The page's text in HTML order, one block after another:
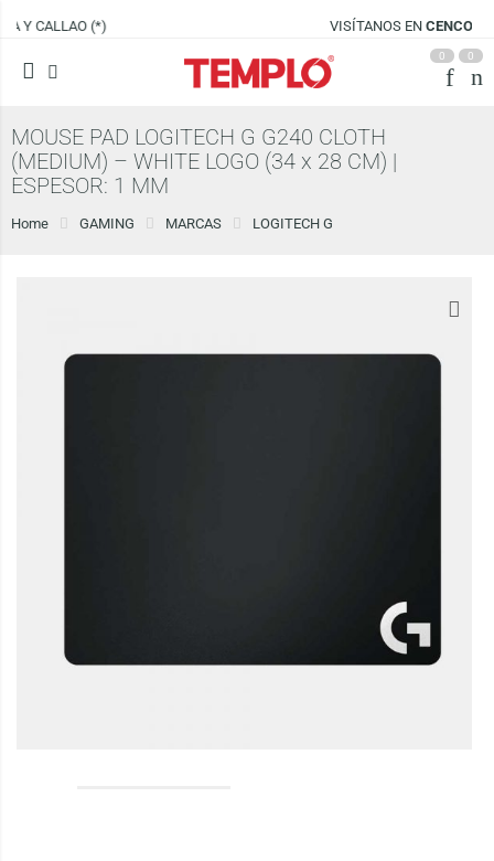
CENCO LIMA SUR
0 0
MOUSE PAD LOGITECH G G240 CLOTH
(MEDIUM) – WHITE LOGO (34 x 28 CM) |
ESPESOR: 1 MM
Home GAMING MARCAS LOGITECH G